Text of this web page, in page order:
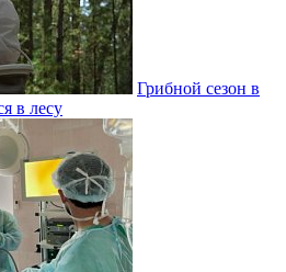
Грибной сезон в
в лесу